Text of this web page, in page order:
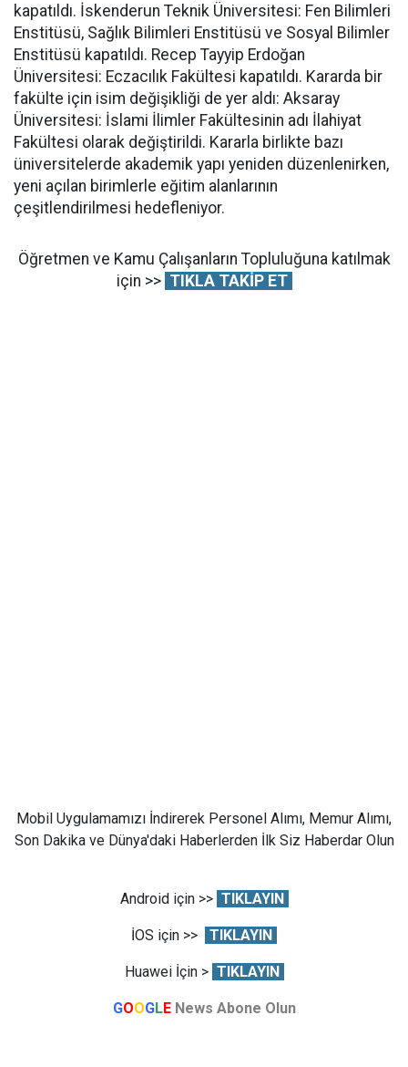
kapatıldı. İskenderun Teknik Üniversitesi: Fen Bilimleri
Enstitüsü, Sağlık Bilimleri Enstitüsü ve Sosyal Bilimler
Enstitüsü kapatıldı. Recep Tayyip Erdoğan
Üniversitesi: Eczacılık Fakültesi kapatıldı. Kararda bir
fakülte için isim değişikliği de yer aldı: Aksaray
Üniversitesi: İslami İlimler Fakültesinin adı İlahiyat
Fakültesi olarak değiştirildi. Kararla birlikte bazı
üniversitelerde akademik yapı yeniden düzenlenirken,
yeni açılan birimlerle eğitim alanlarının
çeşitlendirilmesi hedefleniyor.
Öğretmen ve Kamu Çalışanların Topluluğuna katılmak
için >> TIKLA TAKİP ET
Mobil Uygulamamızı İndirerek Personel Alımı, Memur Alımı,
Son Dakika ve Dünya'daki Haberlerden İlk Siz Haberdar Olun
Android için >> TIKLAYIN
İOS için >> TIKLAYIN
Huawei İçin > TIKLAYIN
GOOGLE News Abone Olun